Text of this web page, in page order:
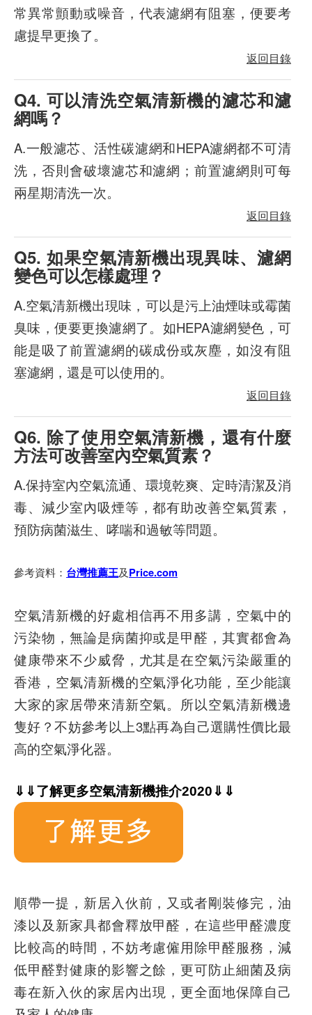
常異常顫動或噪音，代表濾網有阻塞，便要考
慮提早更換了。
返回目錄
Q4. 可以清洗空氣清新機的濾芯和濾
網嗎？
A.一般濾芯、活性碳濾網和HEPA濾網都不可清
洗，否則會破壞濾芯和濾網；前置濾網則可每
兩星期清洗一次。
返回目錄
Q5. 如果空氣清新機出現異味、濾網
變色可以怎樣處理？
A.空氣清新機出現味，可以是污上油煙味或霉菌
臭味，便要更換濾網了。如HEPA濾網變色，可
能是吸了前置濾網的碳成份或灰塵，如沒有阻
塞濾網，還是可以使用的。
返回目錄
Q6. 除了使用空氣清新機，還有什麼
方法可改善室內空氣質素？
A.保持室內空氣流通、環境乾爽、定時清潔及消
毒、減少室內吸煙等，都有助改善空氣質素，
預防病菌滋生、哮喘和過敏等問題。
參考資料： 台灣推薦王及Price.com
空氣清新機的好處相信再不用多講，空氣中的
污染物，無論是病菌抑或是甲醛，其實都會為
健康帶來不少威脅，尤其是在空氣污染嚴重的
香港，空氣清新機的空氣淨化功能，至少能讓
大家的家居帶來清新空氣。所以空氣清新機邊
隻好？不妨參考以上3點再為自己選購性價比最
高的空氣淨化器。
⇓⇓了解更多空氣清新機推介2020⇓⇓
順帶一提，新居入伙前，又或者剛裝修完，油
漆以及新家具都會釋放甲醛，在這些甲醛濃度
比較高的時間，不妨考慮僱用除甲醛服務，減
低甲醛對健康的影響之餘，更可防止細菌及病
毒在新入伙的家居內出現，更全面地保障自己